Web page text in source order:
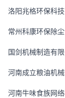
洛阳兆格环保科
常州科康环保除
国剑机械制造有限
河南成立粮油机械
河南牛味食族网